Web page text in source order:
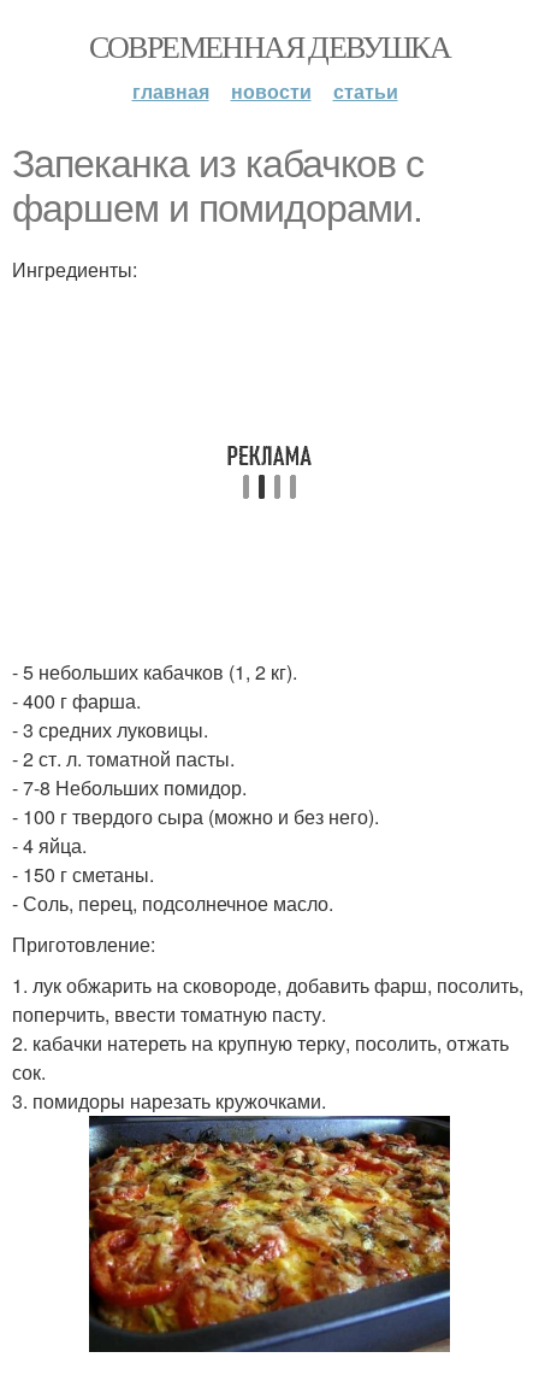
СОВРЕМЕННАЯ ДЕВУШКА
главная новости статьи
Запеканка из кабачков с
фаршем и помидорами.
Ингредиенты:
- 5 небольших кабачков (1, 2 кг).
- 400 г фарша.
- 3 средних луковицы.
- 2 ст. л. томатной пасты.
- 7-8 Небольших помидор.
- 100 г твердого сыра (можно и без него).
- 4 яйца.
- 150 г сметаны.
- Соль, перец, подсолнечное масло.
Приготовление:
1. лук обжарить на сковороде, добавить фарш, посолить,
поперчить, ввести томатную пасту.
2. кабачки натереть на крупную терку, посолить, отжать
сок.
3. помидоры нарезать кружочками.